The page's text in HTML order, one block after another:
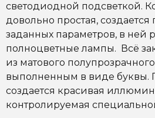
светодиодной подсветкой.
довольно простая, создается
заданных параметров, в ней
полноцветные лампы. Всё
из матового
выполненным в виде буквы.
создается красивая
контролируемая